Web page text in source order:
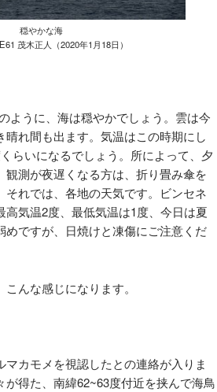
穏やかな海
茂木正人（2020年1月18日）
ように、海は穏やかでしょう。雲は今
晴れ間も出ます。気温はこの時期にし
らいになるでしょう。所によって、夕
測が夜遅くなる方は、折り畳み傘を
それでは、各地の天気です。ビンセネ
高気温2度、最低気温は1度、今日は夏
めですが、日焼けと凍傷にご注意くだ
んな感じになります。
マカモメを視認したとの連絡が入りま
が得た、南緯62~63度付近を挟んで海鳥